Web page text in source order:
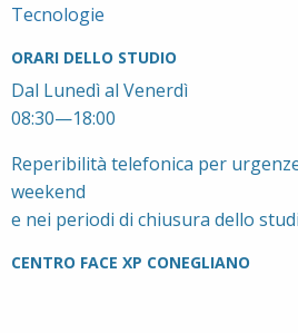
Tecnologie
ORARI DELLO STUDIO
Dal Lunedì al Venerdì
08:30—18:00
Reperibilità telefonica per
weekend
e nei periodi di chiusura dello
CENTRO FACE XP CONEGLIANO